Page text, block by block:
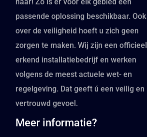
passende oplossing beschikbaar. Ook
over de veiligheid hoeft u zich geen
zorgen te maken. Wij zijn een officieel
erkend installatiebedrijf en werken
volgens de meest actuele wet- en
regelgeving. Dat geeft ú een veilig en
vertrouwd gevoel.
Meer informatie?